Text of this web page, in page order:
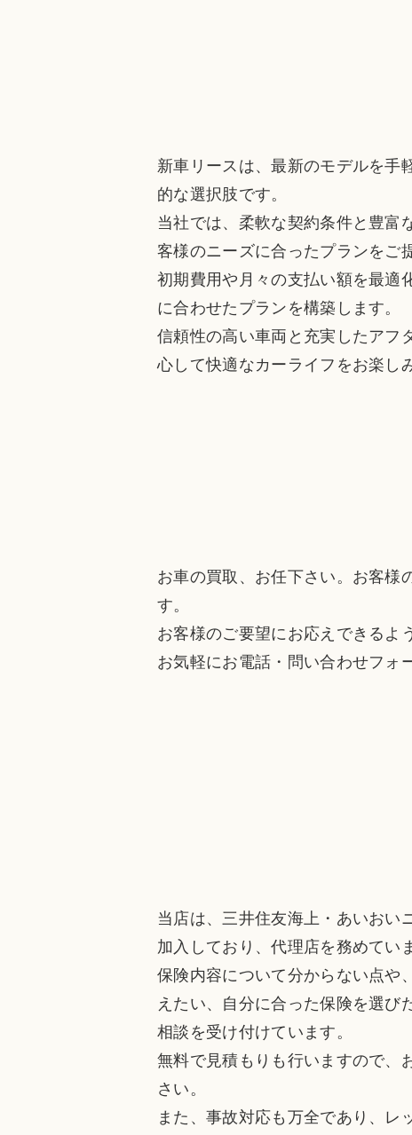
新車リースは、最新のモデルを手
的な選択肢です。
当社では、柔軟な契約条件と豊富
客様のニーズに合ったプランをご
初期費用や月々の支払い額を最適
に合わせたプランを構築します。
信頼性の高い車両と充実したアフ
心して快適なカーライフをお楽し
お車の買取、お任下さい。お客様
す。
お客様のご要望にお応えできるよ
お気軽にお電話・問い合わせフォ
当店は、三井住友海上・あいおい
加入しており、代理店を務めてい
保険内容について分からない点や
えたい、自分に合った保険を選び
相談を受け付けています。
無料で見積もりも行いますので、
さい。
また、事故対応も万全であり、レ